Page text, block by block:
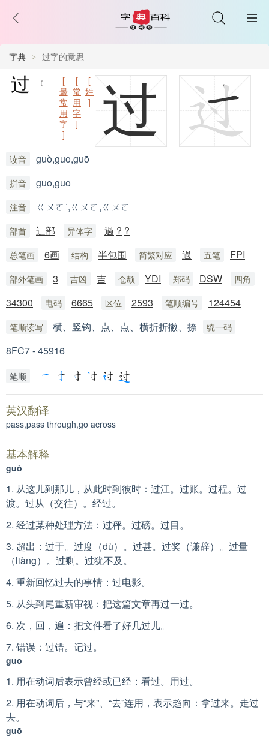
字典 过字的意思
过
过
[
最
常
用
字
]
[
常
用
字
]
[
姓
]
读音 guò,guo,guō
拼音 guo,guo
注音 ㄍㄨㄛˋ,ㄍㄨㄛ,ㄍㄨㄛ
部首 辶部 异体字 過 ? ?
总笔画 6画 结构 半包围 简繁对应 過 五笔 FPI
部外笔画 3 吉凶 吉 仓颉 YDI 郑码 DSW 四角
34300 电码 6665 区位 2593 笔顺编号 124454
笔顺读写 横、竖钩、点、点、横折折撇、捺 统一码
8FC7 - 45916
笔顺
英汉翻译
pass,pass through,go across
基本解释
guò
1. 从这儿到那儿，从此时到彼时：过江。过账。过程。过
渡。过从（交往）。经过。
2. 经过某种处理方法：过秤。过磅。过目。
3. 超出：过于。过度（dù）。过甚。过奖（谦辞）。过量
（liàng）。过剩。过犹不及。
4. 重新回忆过去的事情：过电影。
5. 从头到尾重新审视：把这篇文章再过一过。
6. 次，回，遍：把文件看了好几过儿。
7. 错误：过错。记过。
guo
1. 用在动词后表示曾经或已经：看过。用过。
2. 用在动词后，与“来”、“去”连用，表示趋向：拿过来。走过
去。
guō